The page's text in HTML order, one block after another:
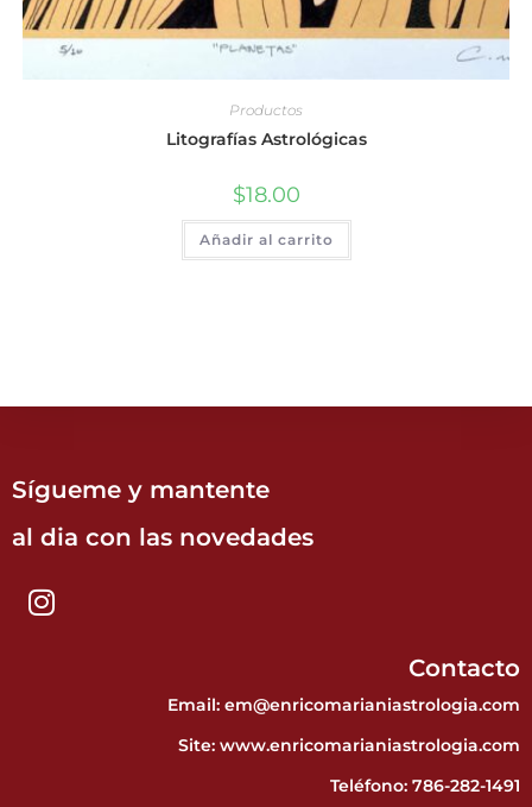
Productos
Litografías Astrológicas
$18.00
Añadir al carrito
Sígueme y mantente
al dia con las novedades
Contacto
Email: em@enricomarianiastrologia.com
Site: www.enricomarianiastrologia.com
Teléfono: 786-282-1491